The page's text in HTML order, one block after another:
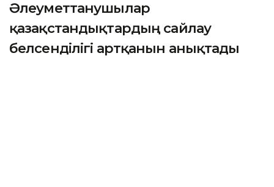
Әлеуметтанушылар
қазақстандықтардың сайлау
белсенділігі артқанын анықтады